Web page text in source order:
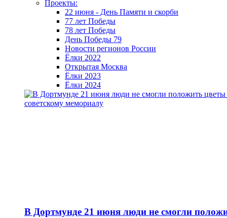
Проекты:
22 июня - День Памяти и скорби
77 лет Победы
78 лет Победы
День Победы 79
Новости регионов России
Ёлки 2022
Открытая Москва
Ёлки 2023
Ёлки 2024
В Дортмунде 21 июня люди не смогли